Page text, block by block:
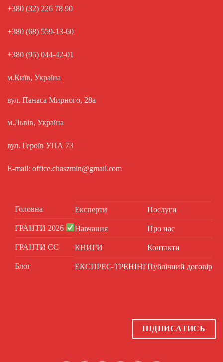
+380 (32) 226 78 90
+380 (68) 559-13-60
+380 (95) 044-42-01
м.Київ, Україна
вул. Панаса Мирного, 28а
м.Львів, Україна
вул. Героїв УПА 73
E-mail: office.chaszmin@gmail.com
Головна
ГРАНТИ 2026
ГРАНТИ ЄС
Блог
Експерти
Навчання
КНИГИ
ЕКСПРЕС-ТРЕНІНГ
Послуги
Про нас
Контакти
Публічний договір
ПІДПИСАТИСЬ